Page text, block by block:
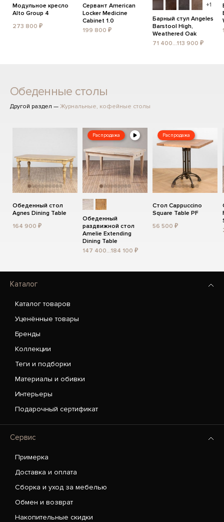
Модульное кресло
Alto Group 4
273 800 ₽
Сервант American
Locker Medicine
Cabinet 1.0
199 800 ₽
+1
Барный стул Angeles
Barstool High,
Weathered Oak
71 400...113 900 ₽
Обеденные столы
Другой раздел — Журнальные, кофейные столы
Обеденный стол
Agnes Dining Table
164 900 ₽
Распродажа
Обеденный
раздвижной стол
Amelie Extending
Dining Table
147 400...184 100 ₽
Распродажа
Стол Cappuccino
Square Table PF
56 500 ₽
Каталог
Каталог товаров
Уценённые товары
Бренды
Коллекции
Теги и подборки
Материалы и обивки
Интерьеры
Подарочный сертификат
Сервис
Примерка
Доставка и оплата
Сборка и уход за мебелью
Обмен и возврат
Накопительные скидки